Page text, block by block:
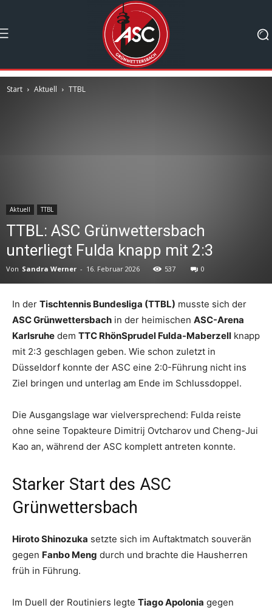
Start Aktuell TTBL
Aktuell TTBL
TTBL: ASC Grünwettersbach
unterliegt Fulda knapp mit 2:3
Von Sandra Werner - 16. Februar 2026 537 0
In der Tischtennis Bundesliga (TTBL) musste sich der
ASC Grünwettersbach in der heimischen ASC-Arena
Karlsruhe dem TTC RhönSprudel Fulda-Maberzell knapp
mit 2:3 geschlagen geben. Wie schon zuletzt in
Düsseldorf konnte der ASC eine 2:0-Führung nicht ins
Ziel bringen und unterlag am Ende im Schlussdoppel.
Die Ausgangslage war vielversprechend: Fulda reiste
ohne seine Topakteure Dimitrij Ovtcharov und Cheng-Jui
Kao an, während der ASC komplett antreten konnte.
Starker Start des ASC
Grünwettersbach
Hiroto Shinozuka setzte sich im Auftaktmatch souverän
gegen Fanbo Meng durch und brachte die Hausherren
früh in Führung.
Im Duell der Routiniers legte Tiago Apolonia gegen